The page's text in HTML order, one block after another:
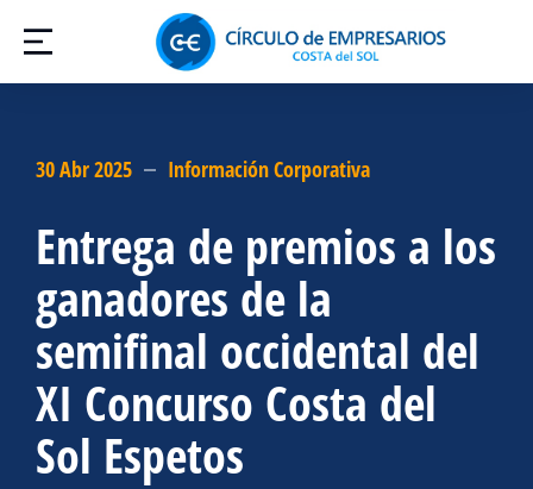
30 Abr 2025 Información Corporativa
Entrega de premios a los
ganadores de la
semifinal occidental del
XI Concurso Costa del
Sol Espetos